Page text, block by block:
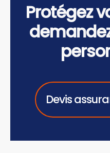
Protégez
Devis